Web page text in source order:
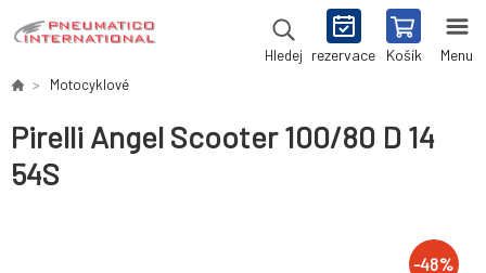
Hledej rezervace Košík Menu
Motocyklové
Pirelli Angel Scooter 100/80 D 14
54S
-48%